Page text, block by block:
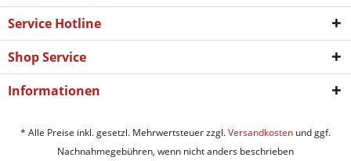
Service Hotline
Shop Service
Informationen
* Alle Preise inkl. gesetzl. Mehrwertsteuer zzgl.Versandkosten und ggf.
Nachnahmegebühren, wenn nicht anders beschrieben